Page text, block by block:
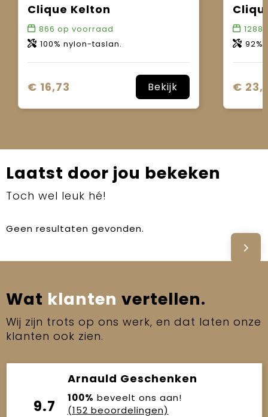
Clique Kelton
866 op voorraad
100% nylon-taslan.
€ 16,73 Bekijk
92%
€
Laatst door jou bekeken
Toch wel leuk hé!
Geen resultaten gevonden.
Wat klanten vertellen.
Wij zijn trots op ons werk, en dat laten onze
klanten ook zien.
9.7
Arnauld Geschenken
100% beveelt ons aan!
(152 beoordelingen)